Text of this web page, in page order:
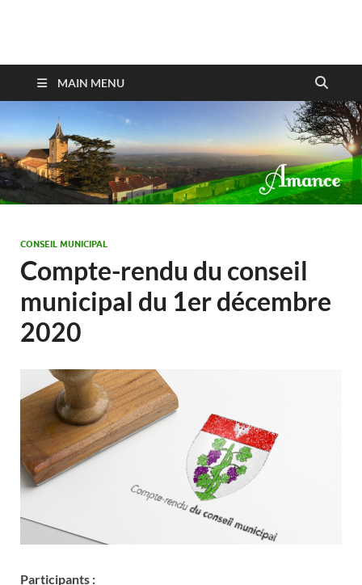
Amance
MAIN MENU
CONSEIL MUNICIPAL
Compte-rendu du conseil
municipal du 1er décembre
2020
Participants :